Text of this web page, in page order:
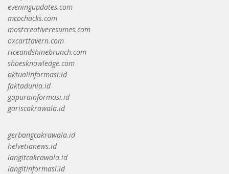
eveningupdates.com
mcochacks.com
mostcreativeresumes.com
oxcarttavern.com
riceandshinebrunch.com
shoesknowledge.com
aktualinformasi.id
faktadunia.id
gapurainformasi.id
gariscakrawala.id
gerbangcakrawala.id
helvetianews.id
langitcakrawala.id
langitinformasi.id